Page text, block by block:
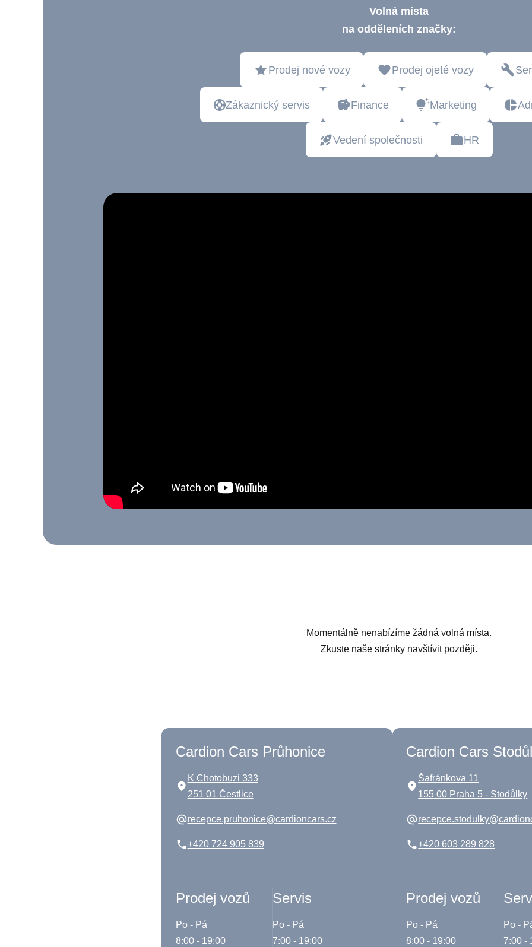
Volná místa
na odděleních značky:
Prodej nové vozy Prodej ojeté vozy
Zákaznický servis Finance Marketing
Vedení společnosti HR
Momentálně nenabízíme žádná volná místa.
Zkuste naše stránky navštívit později.
Cardion Cars Průhonice
K Chotobuzi 333
251 01 Čestlice
recepce.pruhonice@cardioncars.cz
+420 724 905 839
Prodej vozů
Po - Pá
8:00 - 19:00
Servis
Po - Pá
7:00 - 19:00
Cardion Cars
Šafránkova 11
155 00 Praha 5 - Stodůlky
+420 603 289 828
Prodej vozů
Po - Pá
8:00 - 19:00
Po -
7:00 -